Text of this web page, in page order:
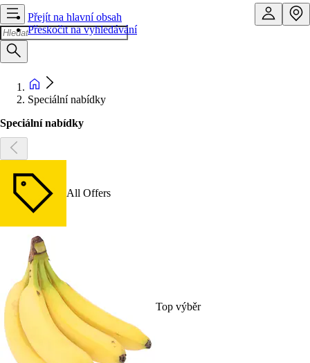
Přejít na hlavní obsah
Přeskočit na vyhledávání
Speciální nabídky
Speciální nabídky
All Offers
Top výběr